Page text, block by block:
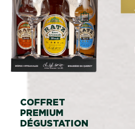
COFFRET
PREMIUM
DÉGUSTATION